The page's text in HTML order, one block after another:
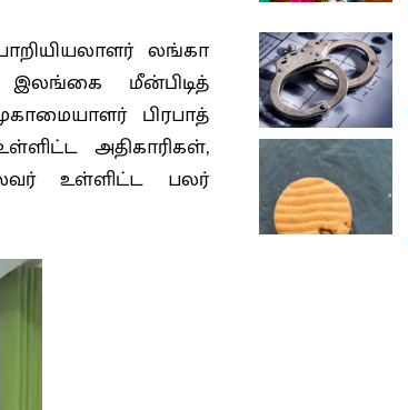
லங்கா
இலங்கை மீன்பிடித்
பிரபாத்
அதிகாரிகள்,
உள்ளிட்ட பலர்